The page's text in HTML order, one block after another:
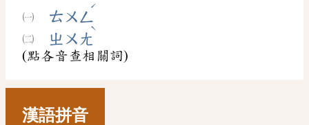
ㄊㄨㄥ
ˊ
ㄓㄨㄤ
ˋ
(點各音查相關詞)
漢語拼音